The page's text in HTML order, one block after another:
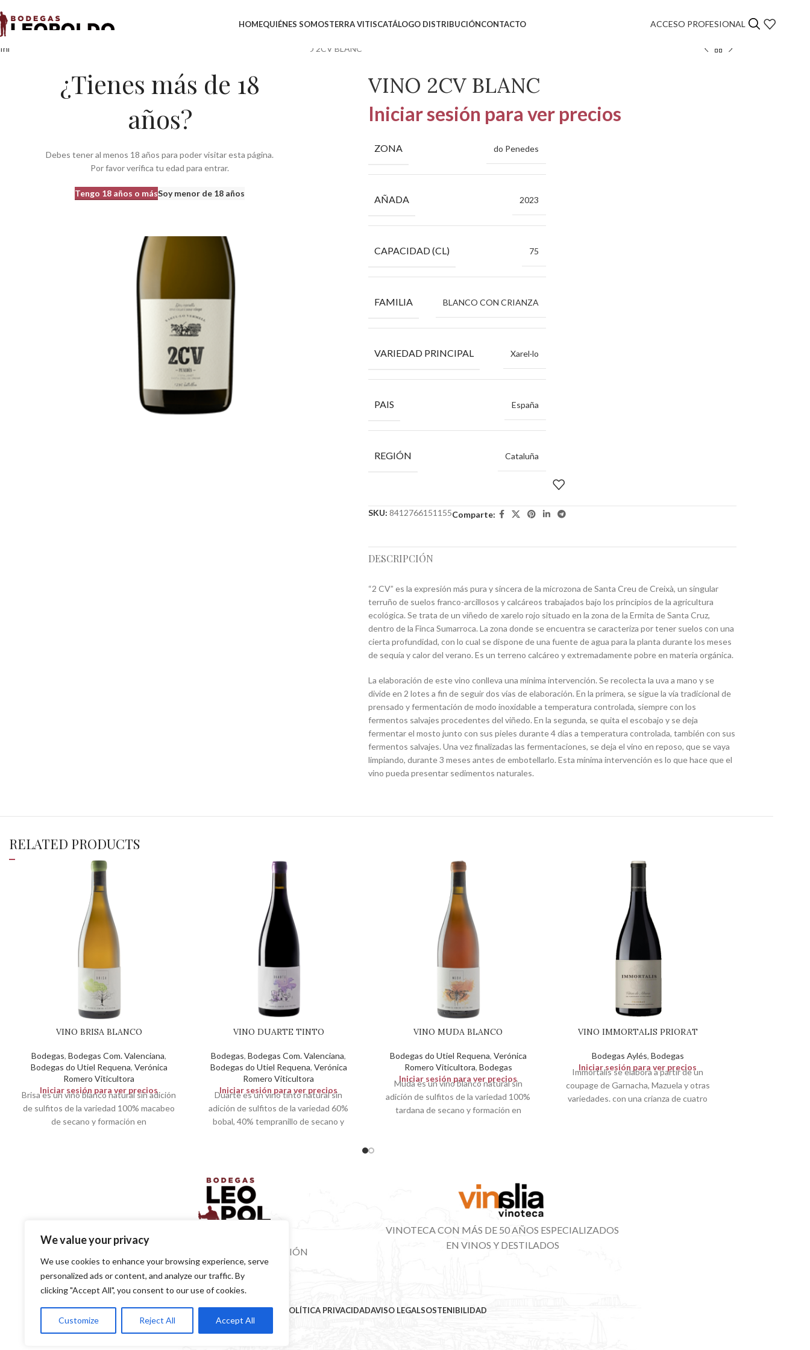
¿Tienes más de 18
años?
Debes tener al menos 18 años para poder visitar esta página.
Por favor verifica tu edad para entrar.
Tengo 18 años o másSoy menor de 18 años
We value your privacy
We use cookies to enhance your browsing experience, serve
personalized ads or content, and analyze our traffic. By
clicking "Accept All", you consent to our use of cookies.
Customize Reject All Accept All
HOMEQUIÉNES SOMOSTERRA VITISCATÁLOGO DISTRIBUCIÓNCONTACTO ACCESO PROFESIONAL
Inicio VINO 2CV BLANC
VINO 2CV BLANC
Iniciar sesión para ver precios
ZONA do Penedes
AÑADA 2023
CAPACIDAD (CL) 75
FAMILIA BLANCO CON CRIANZA
VARIEDAD PRINCIPAL Xarel·lo
PAIS España
REGIÓN Cataluña
SKU: 8412766151155Comparte:
DESCRIPCIÓN
“2 CV” es la expresión más pura y sincera de la microzona de Santa Creu de Creixà, un singular
terruño de suelos franco-arcillosos y calcáreos trabajados bajo los principios de la agricultura
ecológica. Se trata de un viñedo de xarelo rojo situado en la zona de la Ermita de Santa Cruz,
dentro de la Finca Sumarroca. La zona donde se encuentra se caracteriza por tener suelos con una
cierta profundidad, con lo cual se dispone de una fuente de agua para la planta durante los meses
de sequía y calor del verano. Es un terreno calcáreo y extremadamente pobre en materia orgánica.
La elaboración de este vino conlleva una mínima intervención. Se recolecta la uva a mano y se
divide en 2 lotes a fin de seguir dos vías de elaboración. En la primera, se sigue la vía tradicional de
prensado y fermentación de modo inoxidable a temperatura controlada, siempre con los
fermentos salvajes procedentes del viñedo. En la segunda, se quita el escobajo y se deja
fermentar el mosto junto con sus pieles durante 4 días a temperatura controlada, también con sus
fermentos salvajes. Una vez finalizadas las fermentaciones, se deja el vino en reposo, que se vaya
limpiando, durante 3 meses antes de embotellarlo. Esta mínima intervención es lo que hace que el
vino pueda presentar sedimentos naturales.
RELATED PRODUCTS
VINO BRISA BLANCO
Bodegas, Bodegas Com. Valenciana,
Bodegas do Utiel Requena, Verónica
Romero Viticultora
Iniciar sesión para ver precios
Brisa es un vino blanco natural sin adición
de sulfitos de la variedad 100% macabeo
de secano y formación en
VINO DUARTE TINTO
Bodegas, Bodegas Com. Valenciana,
Bodegas do Utiel Requena, Verónica
Romero Viticultora
Iniciar sesión para ver precios
Duarte es un vino tinto natural sin
adición de sulfitos de la variedad 60%
bobal, 40% tempranillo de secano y
VINO MUDA BLANCO
Bodegas do Utiel Requena, Verónica
Romero Viticultora, Bodegas
Iniciar sesión para ver precios
Muda es un vino blanco natural sin
adición de sulfitos de la variedad 100%
tardana de secano y formación en
VINO IMMORTALIS PRIORAT
Bodegas Aylés, Bodegas
Iniciar sesión para ver precios
Immortalis se elabora a partir de un
coupage de Garnacha, Mazuela y otras
variedades. con una crianza de cuatro
SOLUCIONES EN DISTRIBUCIÓN
PARA EL PROFESIONAL
VINOTECA CON MÁS DE 50 AÑOS ESPECIALIZADOS
EN VINOS Y DESTILADOS
SITEMAP POLÍTICA PRIVACIDADAVISO LEGALSOSTENIBILIDAD